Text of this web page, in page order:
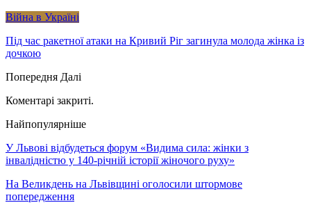
Війна в Україні
Під час ракетної атаки на Кривий Ріг загинула молода жінка із
дочкою
Попередня Далі
Коментарі закриті.
Найпопулярніше
У Львові відбудеться форум «Видима сила: жінки з
інвалідністю у 140-річній історії жіночого руху»
На Великдень на Львівщині оголосили штормове
попередження